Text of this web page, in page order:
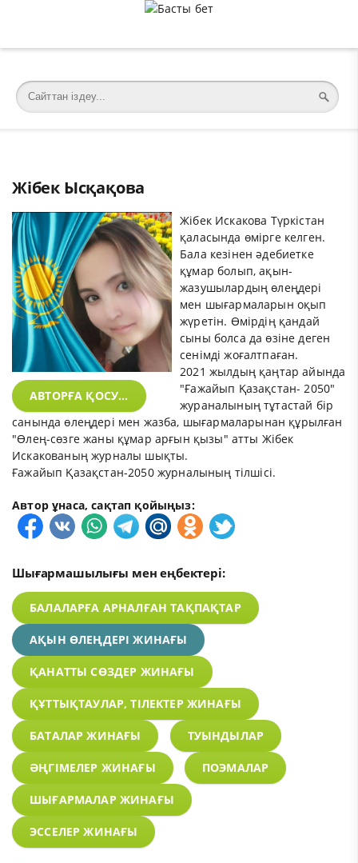
Жібек Ысқақова
АВТОРҒА ҚОСУ...
Жібек Искакова Түркістан
қаласында өмірге келген.
Бала кезінен әдебиетке
құмар болып, ақын-
жазушылардың өлеңдері
мен шығармаларын оқып
жүретін. Өмірдің қандай
сыны болса да өзіне деген
сенімді жоғалтпаған.
2021 жылдың қаңтар айында
"Ғажайып Қазақстан- 2050"
жураналының тұтастай бір
санында өлеңдері мен жазба, шығармаларынан құрылған
"Өлең-сөзге жаны құмар арғын қызы" атты Жібек
Искакованың журналы шықты.
Ғажайып Қазақстан-2050 журналының тілшісі.
Автор ұнаса, сақтап қойыңыз:
Шығармашылығы мен еңбектері:
БАЛАЛАРҒА АРНАЛҒАН ТАҚПАҚТАР
АҚЫН ӨЛЕҢДЕРІ ЖИНАҒЫ
ҚАНАТТЫ СӨЗДЕР ЖИНАҒЫ
ҚҰТТЫҚТАУЛАР, ТІЛЕКТЕР ЖИНАҒЫ
БАТАЛАР ЖИНАҒЫ ТУЫНДЫЛАР
ӘҢГІМЕЛЕР ЖИНАҒЫ ПОЭМАЛАР
ШЫҒАРМАЛАР ЖИНАҒЫ
ЭССЕЛЕР ЖИНАҒЫ